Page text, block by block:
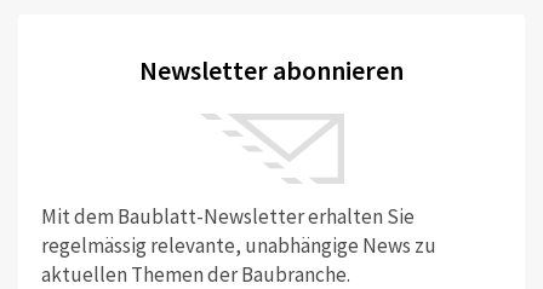
Newsletter abonnieren
Mit dem Baublatt-Newsletter erhalten Sie
regelmässig relevante, unabhängige News zu
aktuellen Themen der Baubranche.